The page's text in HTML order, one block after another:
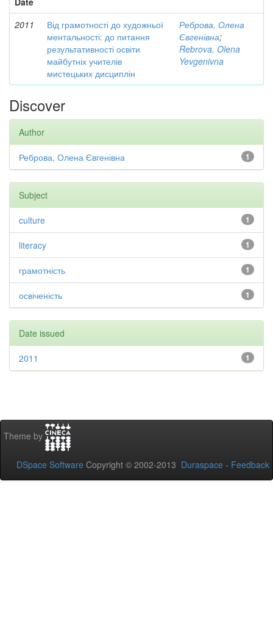
2011
Від грамотності до художньої
ментальності: до питання
результативності освіти
майбутніх учителів
мистецьких дисциплін
Реброва, Олена
Євгенівна;
Rebrova, Olena
Yevgenivna
Discover
Author
1
Реброва, Олена Євгенівна
Subject
1
culture
1
literacy
1
грамотність
1
освіченість
Date issued
1
2011
Theme by
DSpace Software Copyright © 2002-2013 Duraspace - Feedback